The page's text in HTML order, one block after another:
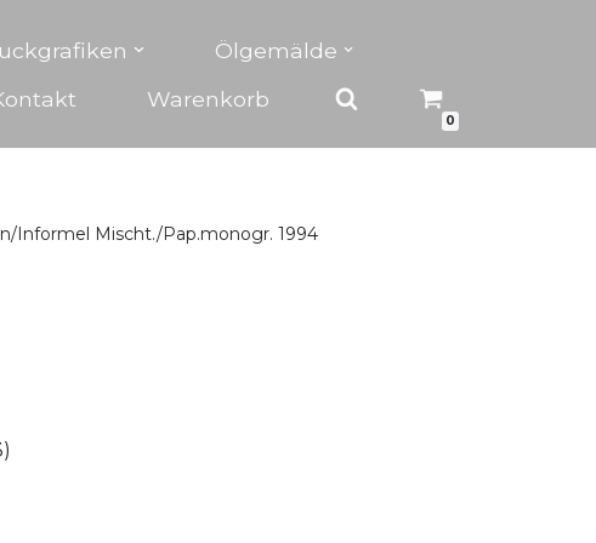
Ölgemälde
Warenkorb
0
Informel Mischt./Pap.monogr. 1994